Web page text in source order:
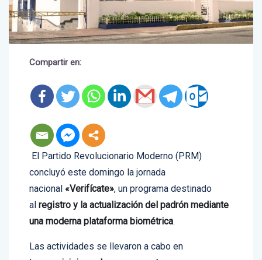
El Partido Revolucionario Moderno (PRM)
concluyó este domingo la jornada
nacional«Verifícate», un programa destinado
alregistro y la actualización del padrón mediante
una moderna plataforma biométrica.
los municipios cabecera y en otras